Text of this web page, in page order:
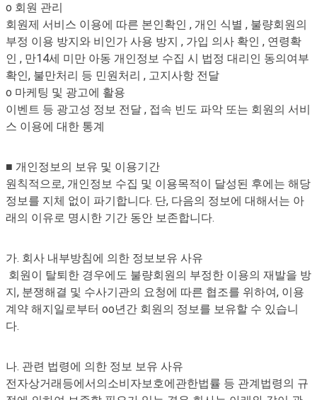
o 회원 관리
회원제 서비스 이용에 따른 본인확인 , 개인 식별 , 불량회원의
부정 이용 방지와 비인가 사용 방지 , 가입 의사 확인 , 연령확
인 , 만14세 미만 아동 개인정보 수집 시 법정 대리인 동의여부
확인, 불만처리 등 민원처리 , 고지사항 전달
o 마케팅 및 광고에 활용
이벤트 등 광고성 정보 전달 , 접속 빈도 파악 또는 회원의 서비
스 이용에 대한 통계
■ 개인정보의 보유 및 이용기간
원칙적으로, 개인정보 수집 및 이용목적이 달성된 후에는 해당
정보를 지체 없이 파기합니다. 단, 다음의 정보에 대해서는 아
래의 이유로 명시한 기간 동안 보존합니다.
가. 회사 내부방침에 의한 정보보유 사유
회원이 탈퇴한 경우에도 불량회원의 부정한 이용의 재발을 방
지, 분쟁해결 및 수사기관의 요청에 따른 협조를 위하여, 이용
계약 해지일로부터 oo년간 회원의 정보를 보유할 수 있습니
다.
나. 관련 법령에 의한 정보 보유 사유
전자상거래등에서의소비자보호에관한법률 등 관계법령의 규